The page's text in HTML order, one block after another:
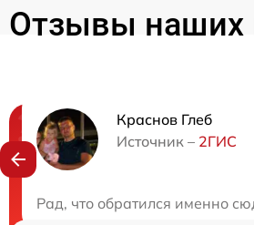
Отзывы наших
Краснов Глеб
Источник – 2ГИС
Рад, что обратился именно
Нужна